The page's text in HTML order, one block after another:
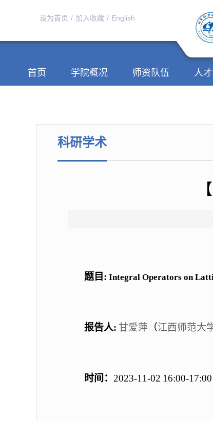
设为首页 / 加入收藏 / English
首页 学院概况 师资队伍 人
科研学术
题目 : Integral Operators on
报告人: 甘爱萍 （江西师范大
时间： 2023-11-02 16:00-17:00